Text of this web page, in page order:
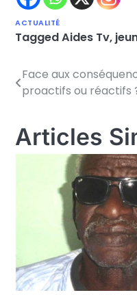
ACTUALITÉ
TaggedAides Tv,
Navigation
de
l’article
Face aux
proactifs ou réactifs
Articles